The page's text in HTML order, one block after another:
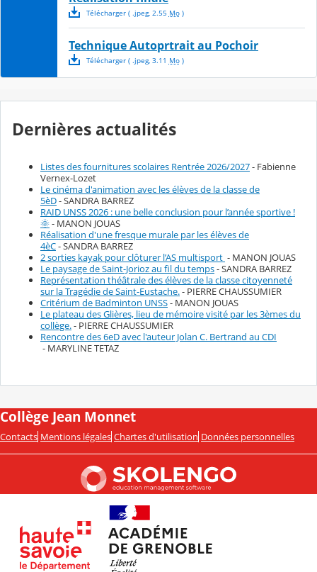
Télécharger( .jpeg, 2.55 Mo)
Technique Autoprtrait au Pochoir
Télécharger( .jpeg, 3.11 Mo)
Dernières actualités
Listes des fournitures scolaires Rentrée 2026/2027- Fabienne
Vernex-Lozet
Le cinéma d'animation avec les élèves de la classe de
5èD- SANDRA BARREZ
RAID UNSS 2026 : une belle conclusion pour l’année sportive !
🌞- MANON JOUAS
Réalisation d'une fresque murale par les élèves de
4èC- SANDRA BARREZ
2 sorties kayak pour clôturer l’AS multisport - MANON JOUAS
Le paysage de Saint-Jorioz au fil du temps- SANDRA BARREZ
Représentation théâtrale des élèves de la classe citoyenneté
sur la Tragédie de Saint-Eustache.- PIERRE CHAUSSUMIER
Critérium de Badminton UNSS- MANON JOUAS
Le plateau des Glières, lieu de mémoire visité par les 3èmes du
collège.- PIERRE CHAUSSUMIER
Rencontre des 6eD avec l'auteur Jolan C. Bertrand au CDI
- MARYLINE TETAZ
Collège Jean Monnet
Contacts Mentions légales Chartes d'utilisation Données personnelles